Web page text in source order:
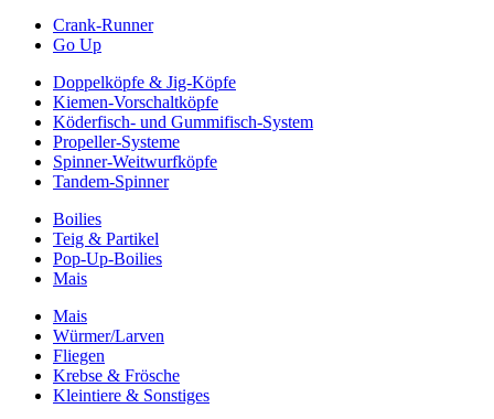
Crank-Runner
Go Up
Doppelköpfe & Jig-Köpfe
Kiemen-Vorschaltköpfe
Köderfisch- und Gummifisch-System
Propeller-Systeme
Spinner-Weitwurfköpfe
Tandem-Spinner
Boilies
Teig & Partikel
Pop-Up-Boilies
Mais
Mais
Würmer/Larven
Fliegen
Krebse & Frösche
Kleintiere & Sonstiges